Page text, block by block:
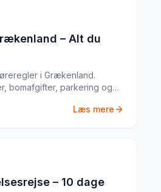
– Alt du
i Grækenland.
bomafgifter, parkering og
Læs mere
– 10 dage